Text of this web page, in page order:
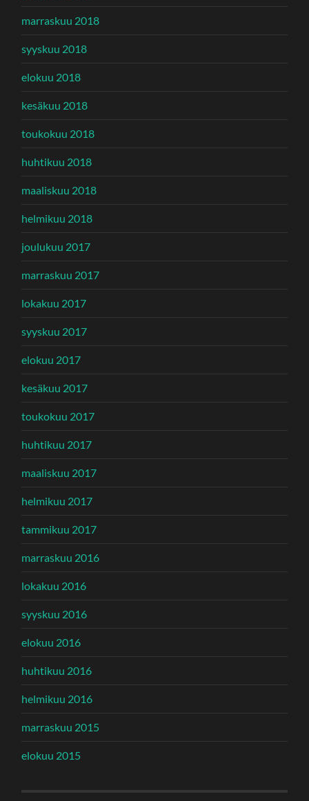
marraskuu 2018
syyskuu 2018
elokuu 2018
kesäkuu 2018
toukokuu 2018
huhtikuu 2018
maaliskuu 2018
helmikuu 2018
joulukuu 2017
marraskuu 2017
lokakuu 2017
syyskuu 2017
elokuu 2017
kesäkuu 2017
toukokuu 2017
huhtikuu 2017
maaliskuu 2017
helmikuu 2017
tammikuu 2017
marraskuu 2016
lokakuu 2016
syyskuu 2016
elokuu 2016
huhtikuu 2016
helmikuu 2016
marraskuu 2015
elokuu 2015